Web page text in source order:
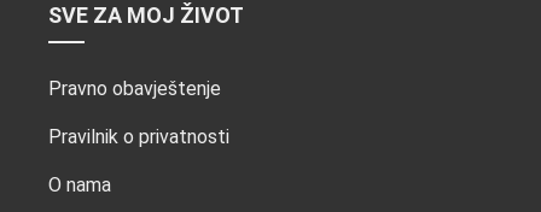
SVE ZA MOJ ŽIVOT
Pravno obavještenje
Pravilnik o privatnosti
O nama